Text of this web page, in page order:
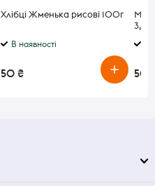
Хлібці Жменька рисові 100г
В наявності
50 ₴ 50